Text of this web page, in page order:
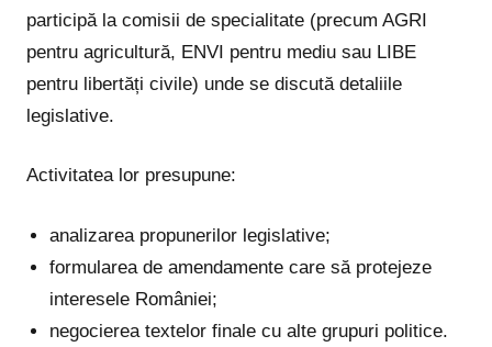
participă la comisii de specialitate (precum AGRI
pentru agricultură, ENVI pentru mediu sau LIBE
pentru libertăți civile) unde se discută detaliile
legislative.
Activitatea lor presupune:
analizarea propunerilor legislative;
formularea de amendamente care să protejeze
interesele României;
negocierea textelor finale cu alte grupuri politice.